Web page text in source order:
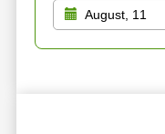
August, 11